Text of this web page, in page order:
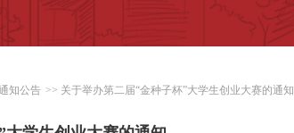
知公告 >> 关于举办第二届“金种子杯”大学生创业大赛的通知